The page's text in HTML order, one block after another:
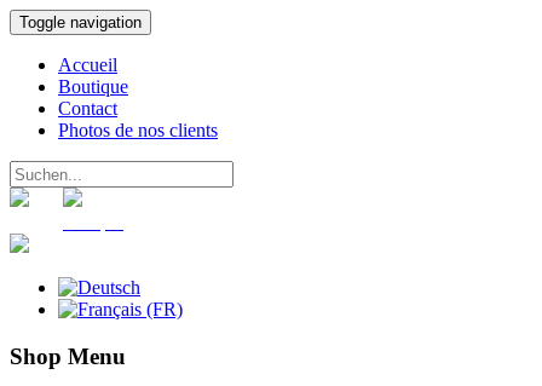
Toggle navigation
Accueil
Boutique
Contact
Photos de nos clients
Shop Menu